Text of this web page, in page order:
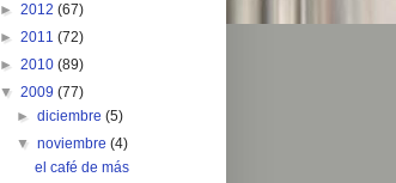
► 2012 (67)
► 2011 (72)
► 2010 (89)
▼ 2009 (77)
►diciembre(5)
▼noviembre(4)
el café de más